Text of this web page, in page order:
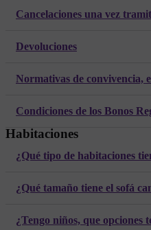
Cancelaciones una vez
Devoluciones
Normativas de convivencia,
Condiciones de los Bonos
Habitaciones
¿Qué tipo de habitaciones
¿Qué tamaño tiene el sofá
¿Tengo niños, que opciones